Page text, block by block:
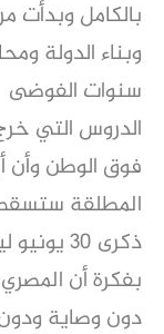
بالكامل وبدأت
وبناء الدولة
سنوات الفوضى
الدروس التي
فوق الوطن وأن
المطلقة
ذكرى
بفكرة أن
دون وصاية